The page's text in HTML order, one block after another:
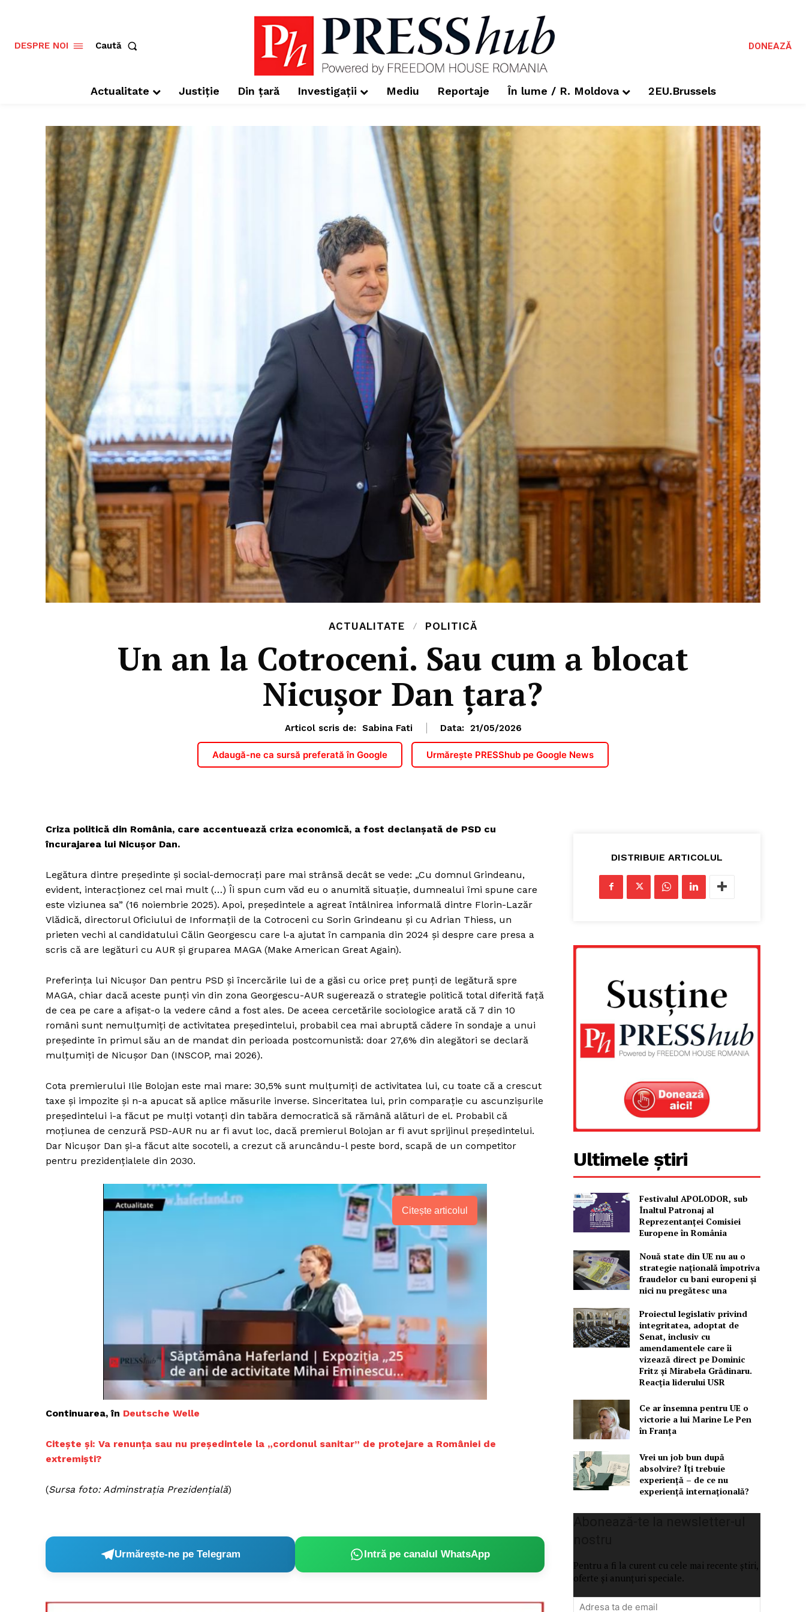
Un proiect
FREEDOM HOUSE
PRESShub
Despre noi / Echipa
Proiecte editoriale
Rețea
Contact
DESPRE NOI Caută DONEAZĂ
Actualitate Justiție Din țară Investigații Mediu Reportaje În lume / R. Moldova 2EU.Brussels
ACTUALITATE POLITICĂ
Un an la Cotroceni. Sau cum a blocat
Nicușor Dan țara?
Articol scris de: Sabina Fati Data: 21/05/2026
Adaugă-ne ca sursă preferată în Google Urmărește PRESShub pe Google News
Criza politică din România, care accentuează criza economică, a fost declanșată de PSD cu
încurajarea lui Nicușor Dan.
Legătura dintre președinte și social-democrați pare mai strânsă decât se vede: „Cu domnul Grindeanu,
evident, interacționez cel mai mult (…) Îi spun cum văd eu o anumită situație, dumnealui îmi spune care
este viziunea sa” (16 noiembrie 2025). Apoi, președintele a agreat întâlnirea informală dintre Florin-Lazăr
Vlădică, directorul Oficiului de Informaţii de la Cotroceni cu Sorin Grindeanu și cu Adrian Thiess, un
prieten vechi al candidatului Călin Georgescu care l-a ajutat în campania din 2024 și despre care presa a
scris că are legături cu AUR și gruparea MAGA (Make American Great Again).
Preferința lui Nicușor Dan pentru PSD și încercările lui de a găsi cu orice preț punți de legătură spre
MAGA, chiar dacă aceste punți vin din zona Georgescu-AUR sugerează o strategie politică total diferită față
de cea pe care a afișat-o la vedere când a fost ales. De aceea cercetările sociologice arată că 7 din 10
români sunt nemulțumiți de activitatea președintelui, probabil cea mai abruptă cădere în sondaje a unui
președinte în primul său an de mandat din perioada postcomunistă: doar 27,6% din alegători se declară
mulțumiţi de Nicușor Dan (INSCOP, mai 2026).
Cota premierului Ilie Bolojan este mai mare: 30,5% sunt mulțumiți de activitatea lui, cu toate că a crescut
taxe și impozite și n-a apucat să aplice măsurile inverse. Sinceritatea lui, prin comparație cu ascunzișurile
președintelui i-a făcut pe mulți votanți din tabăra democratică să rămână alături de el. Probabil că
moțiunea de cenzură PSD-AUR nu ar fi avut loc, dacă premierul Bolojan ar fi avut sprijinul președintelui.
Dar Nicușor Dan și-a făcut alte socoteli, a crezut că aruncându-l peste bord, scapă de un competitor
pentru prezidențialele din 2030.
Citește articolul
Continuarea, în Deutsche Welle
Citește și: Va renunța sau nu președintele la „cordonul sanitar” de protejare a României de
extremiști?
(Sursa foto: Adminstrația Prezidențială)
Urmărește-ne pe Telegram Intră pe canalul WhatsApp
DISTRIBUIE ARTICOLUL
Ultimele știri
Festivalul APOLODOR, sub
Înaltul Patronaj al
Reprezentanței Comisiei
Europene în România
Nouă state din UE nu au o
strategie națională împotriva
fraudelor cu bani europeni și
nici nu pregătesc una
Proiectul legislativ privind
integritatea, adoptat de
Senat, inclusiv cu
amendamentele care îi
vizează direct pe Dominic
Fritz și Mirabela Grădinaru.
Reacția liderului USR
Ce ar însemna pentru UE o
victorie a lui Marine Le Pen
în Franța
Vrei un job bun după
absolvire? Îți trebuie
experiență – de ce nu
experiență internațională?
Pentru a fi la curent cu cele mai recente știri,
oferte și anunțuri speciale.